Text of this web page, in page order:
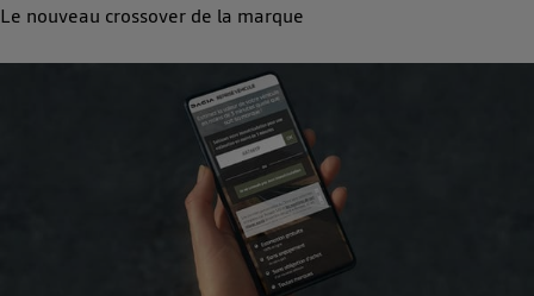
Le nouveau crossover de la marque